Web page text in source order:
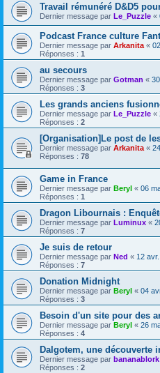
Travail rémunéré D&D5
Dernier message par Le_Puzzle «
Podcast France culture
Dernier message par Arkanita «
Réponses : 1
au secours
Dernier message par Gotman «
Réponses : 3
Les grands anciens
Dernier message par Le_Puzzle «
Réponses : 2
[Organisation]Le post de
Dernier message par Arkanita «
Réponses : 78
Game in France
Dernier message par Beryl « 06
Réponses : 1
Dragon Libournais :
Dernier message par Luminux «
Réponses : 7
Je suis de retour
Dernier message par Ned « 12
Réponses : 7
Donation Midnight
Dernier message par Beryl « 04
Réponses : 3
Besoin d'un site pour des
Dernier message par Beryl « 26
Réponses : 4
Dalgotem, une découverte
Dernier message par bananablork
Réponses : 2